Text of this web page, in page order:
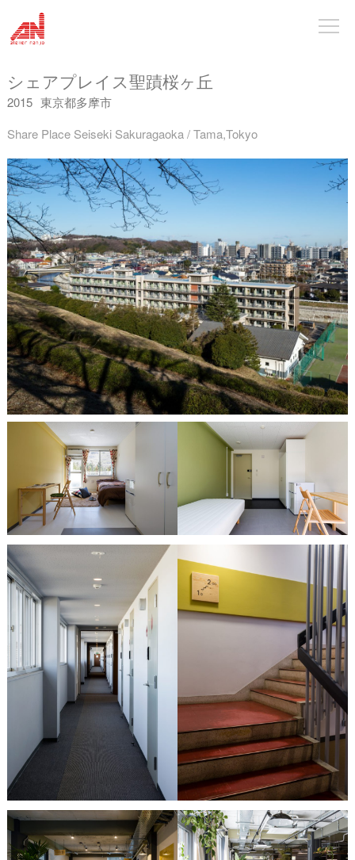
シェアプレイス聖蹟桜ヶ丘
2015 東京都多摩市
Share Place Seiseki Sakuragaoka / Tama,Tokyo